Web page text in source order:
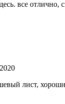
все отлично,
лист,